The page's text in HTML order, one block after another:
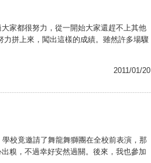
家都很努力，從一開始大家還趕不上其他
拼上來，闖出這樣的成績。雖然許多場驟
2011/01/20
校竟邀請了舞龍舞獅團在全校前表演，那
糗，不過幸好安然過關。後來，我也參加